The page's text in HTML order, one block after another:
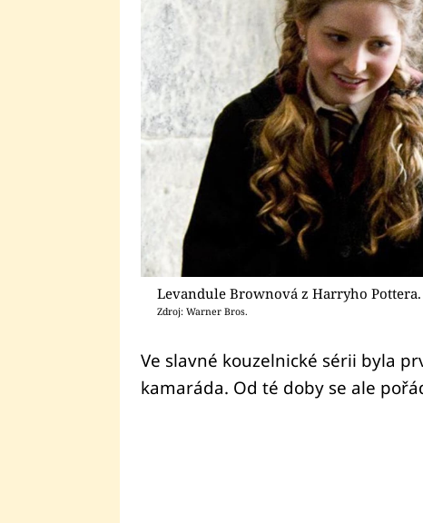
Levandule Brownová z Harryho Pottera.
Zdroj: Warner Bros.
Ve slavné kouzelnické sérii byla
kamaráda. Od té doby se ale